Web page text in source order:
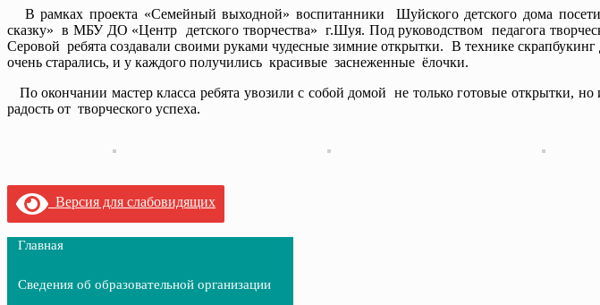
В рамках проекта «Семейный выходной» воспитанники Шуйского детского дома
сказку» в МБУ ДО «Центр детского творчества» г.Шуя. Под руководством педагога
Серовой ребята создавали своими руками чудесные зимние открытки. В технике
очень старались, и у каждого получились красивые заснеженные ёлочки.
По окончании мастер класса ребята увозили с собой домой не только готовые открытки,
радость от творческого успеха.
Версия для слабовидящих
Главная
Сведения об образовательной организации